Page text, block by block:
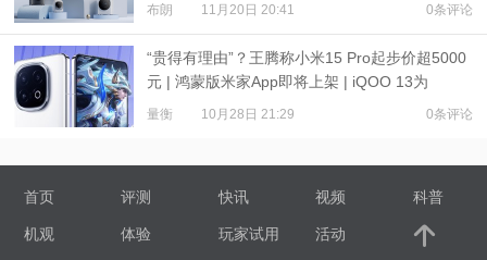
布朗 11月20日 20:41 0条评论
“贵得有理由”？王腾称小米15 Pro起步价超5000
元 | 鸿蒙版米家App即将上架 | iQOO 13为
6150mAh电池
量衡 10月28日 21:29 0条评论
首页 评测 快讯 视频 科普
机观 体验 玩家试用 活动